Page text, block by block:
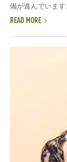
備が進んでいます
READ MORE